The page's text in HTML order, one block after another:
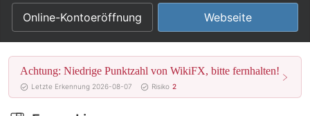
4
5
6
2
3
4
3
4
5
Online-Kontoeröffnung Webseite
Achtung: Niedrige Punktzahl von WikiFX, bitte fernhalten!
Letzte Erkennung 2026-08-07 Risiko 2